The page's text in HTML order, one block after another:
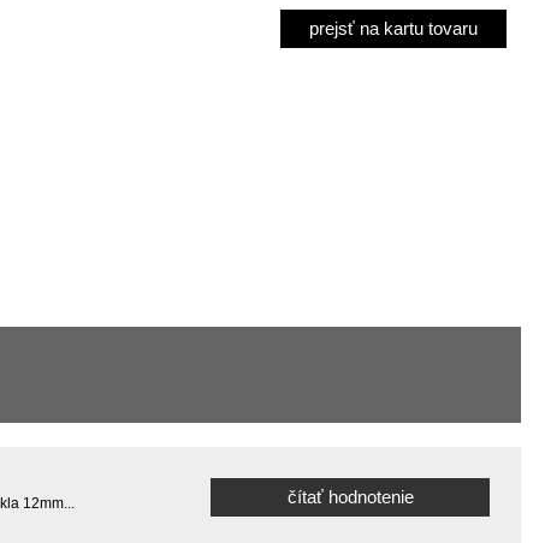
prejsť na kartu tovaru
čítať hodnotenie
12mm...